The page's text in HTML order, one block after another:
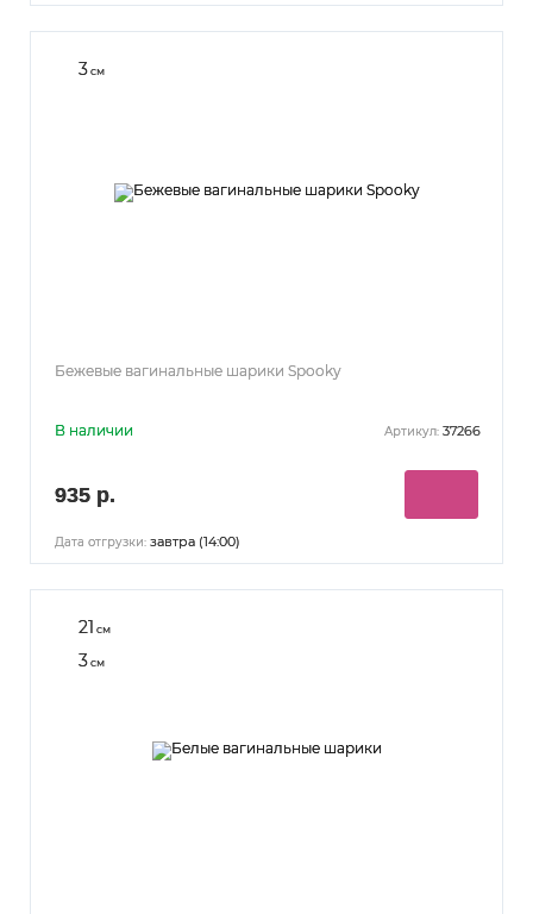
3см
Бежевые вагинальные шарики Spooky
В наличии Артикул: 37266
935 р.
Дата отгрузки: завтра (14:00)
21 см
3см